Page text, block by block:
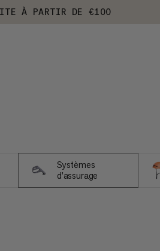
À PARTIR DE €100
Systèmes
d'assurage